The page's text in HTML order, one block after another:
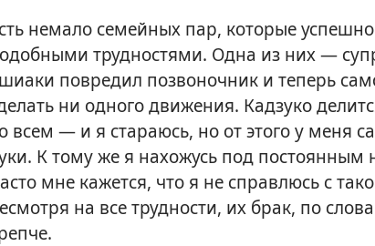
немало семейных пар, которые
трудностями. Одна из них —
повредил позвоночник и теперь
ни одного движения. Кадзуко
всем — и я стараюсь, но от этого у меня
К тому же я нахожусь под
мне кажется, что я не справлюсь с
на все трудности, их брак, по